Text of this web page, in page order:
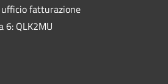
ufficio fatturazione
6: QLK2MU